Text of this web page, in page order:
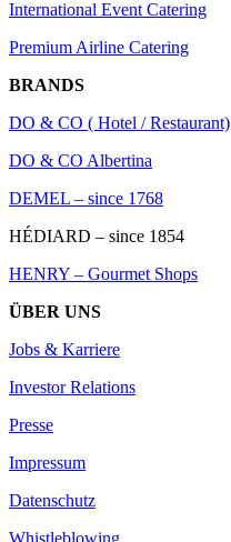
International Event Catering
Premium Airline Catering
BRANDS
DO & CO ( Hotel / Restaurant)
DO & CO Albertina
DEMEL – since 1768
HÉDIARD – since 1854
HENRY – Gourmet Shops
ÜBER UNS
Jobs & Karriere
Investor Relations
Presse
Impressum
Datenschutz